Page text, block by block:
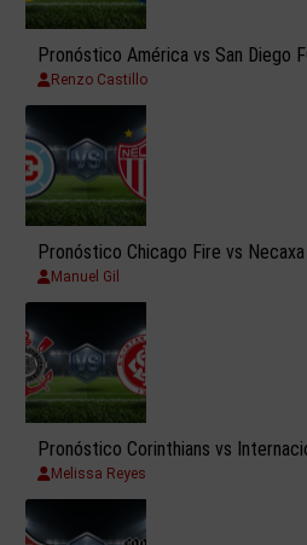
Pronóstico América vs San Diego
Renzo Castillo
Pronóstico Chicago Fire vs
Manuel Gil
Pronóstico Corinthians vs
Melissa Reyes